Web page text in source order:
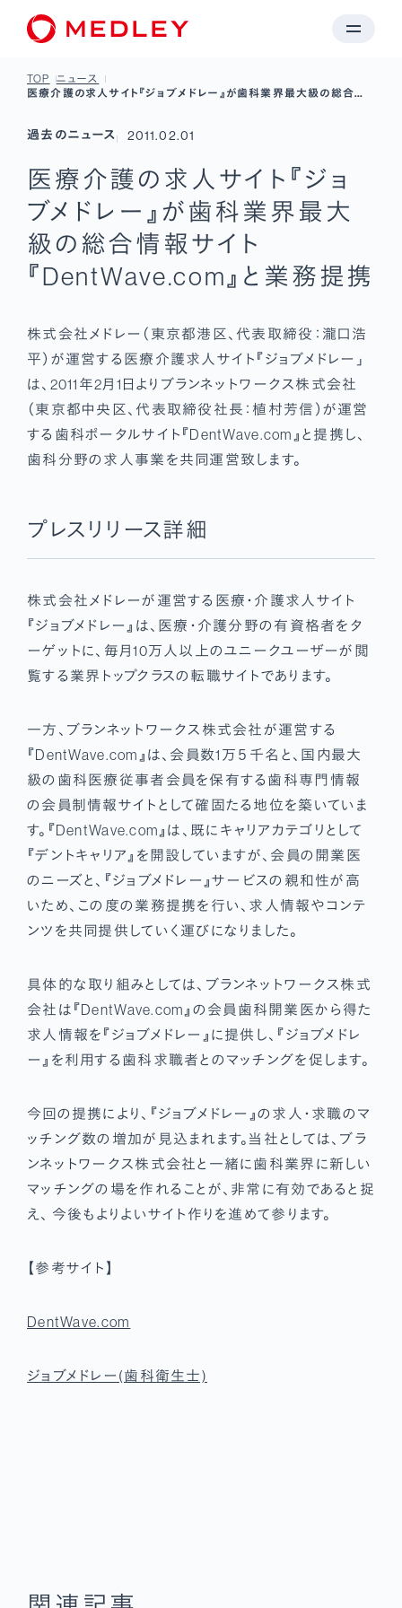
TOP
ニュース
医療介護の求人サイト『ジョブメドレー』が歯科業界最大級の総合情
過去のニュース 2011.02.01
医療介護の求人サイト『ジョ
ブメドレー』が歯科業界最大
級の総合情報サイト
『DentWave.com』と業務提携
株式会社メドレー（東京都港区、代表取締役：瀧口浩
平）が運営する医療介護求人サイト『ジョブメドレー」
は、2011年2月1日よりブランネットワークス株式会社
（東京都中央区、代表取締役社長：植村芳信）が運営
する歯科ポータルサイト『DentWave.com』と提携し、
歯科分野の求人事業を共同運営致します。
プレスリリース詳細
株式会社メドレーが運営する医療・介護求人サイト
『ジョブメドレー』は、医療・介護分野の有資格者をタ
ーゲットに、毎月10万人以上のユニークユーザーが閲
覧する業界トップクラスの転職サイトであります。
一方、ブランネットワークス株式会社が運営する
『DentWave.com』は、会員数1万５千名と、国内最大
級の歯科医療従事者会員を保有する歯科専門情報
の会員制情報サイトとして確固たる地位を築いていま
す。『DentWave.com』は、既にキャリアカテゴリとして
『デントキャリア』を開設していますが、会員の開業医
のニーズと、『ジョブメドレー』サービスの親和性が高
いため、この度の業務提携を行い、求人情報やコンテ
ンツを共同提供していく運びになりました。
具体的な取り組みとしては、ブランネットワークス株式
会社は『DentWave.com』の会員歯科開業医から得た
求人情報を『ジョブメドレー』に提供し、『ジョブメドレ
ー』を利用する歯科求職者とのマッチングを促します。
今回の提携により、『ジョブメドレー』の求人・求職のマ
ッチング数の増加が見込まれます。当社としては、ブラ
ンネットワークス株式会社と一緒に歯科業界に新しい
マッチングの場を作れることが、非常に有効であると捉
え、 今後もよりよいサイト作りを進めて参ります。
【参考サイト】
DentWave.com
ジョブメドレー(歯科衛生士)